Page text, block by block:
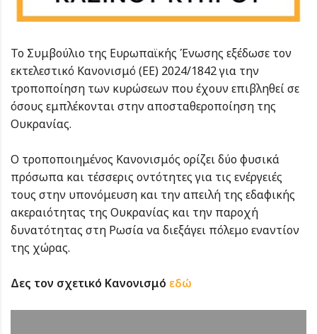
Το Συμβούλιο της Ευρωπαϊκής Ένωσης εξέδωσε τον
εκτελεστικό Κανονισμό (ΕΕ) 2024/1842 για την
τροποποίηση των κυρώσεων που έχουν επιβληθεί σε
όσους εμπλέκονται στην αποσταθεροποίηση της
Ουκρανίας.
Ο τροποποιημένος Κανονισμός ορίζει δύο φυσικά
πρόσωπα και τέσσερις οντότητες για τις ενέργειές
τους στην υπονόμευση και την απειλή της εδαφικής
ακεραιότητας της Ουκρανίας και την παροχή
δυνατότητας στη Ρωσία να διεξάγει πόλεμο εναντίον
της χώρας.
Δες τον σχετικό Κανονισμό εδώ